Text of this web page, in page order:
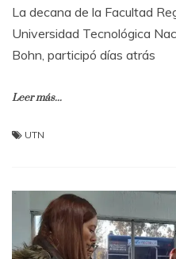
La decana de la Facultad
Universidad Tecnológica
Bohn, participó días atrás
Leer más...
UTN